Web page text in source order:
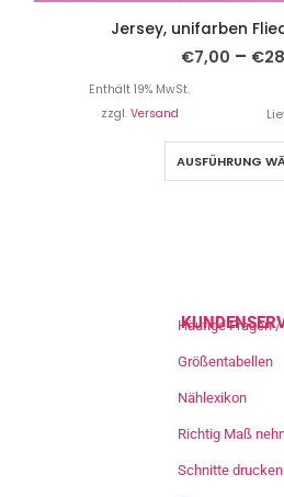
Jersey, unifarben
€7,00 – €
Enthält 19% MwSt.
zzgl. Versand
AUSFÜHRUNG
Häufige Fragen
Größentabellen
Nählexikon
Richtig Maß
Schnitte drucken